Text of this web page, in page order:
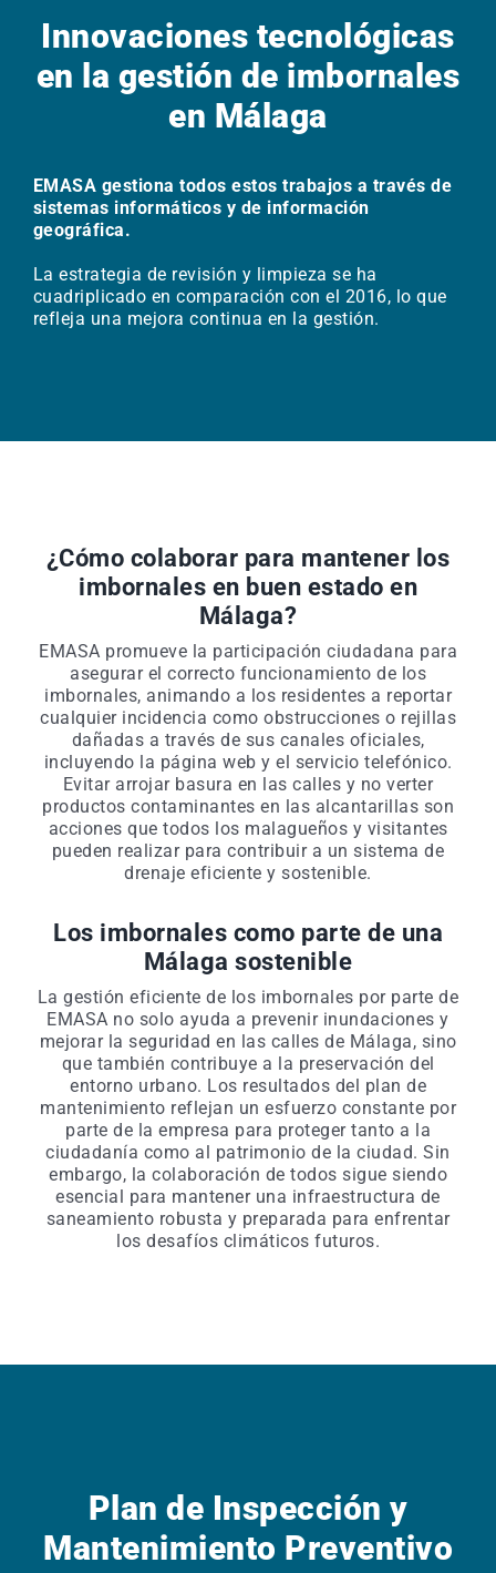
Innovaciones tecnológicas
en la gestión de imbornales
en Málaga
EMASA gestiona todos estos trabajos a través de
sistemas informáticos y de información
geográfica.
La estrategia de revisión y limpieza se ha
cuadriplicado en comparación con el 2016, lo que
refleja una mejora continua en la gestión.
¿Cómo colaborar para mantener los
imbornales en buen estado en
Málaga?
EMASA promueve la participación ciudadana para
asegurar el correcto funcionamiento de los
imbornales, animando a los residentes a reportar
cualquier incidencia como obstrucciones o rejillas
dañadas a través de sus canales oficiales,
incluyendo la página web y el servicio telefónico.
Evitar arrojar basura en las calles y no verter
productos contaminantes en las alcantarillas son
acciones que todos los malagueños y visitantes
pueden realizar para contribuir a un sistema de
drenaje eficiente y sostenible.
Los imbornales como parte de una
Málaga sostenible
La gestión eficiente de los imbornales por parte de
EMASA no solo ayuda a prevenir inundaciones y
mejorar la seguridad en las calles de Málaga, sino
que también contribuye a la preservación del
entorno urbano. Los resultados del plan de
mantenimiento reflejan un esfuerzo constante por
parte de la empresa para proteger tanto a la
ciudadanía como al patrimonio de la ciudad. Sin
embargo, la colaboración de todos sigue siendo
esencial para mantener una infraestructura de
saneamiento robusta y preparada para enfrentar
los desafíos climáticos futuros.
Plan de Inspección y
Mantenimiento Preventivo